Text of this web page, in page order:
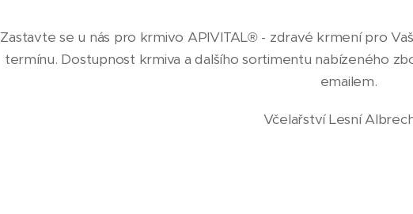
Zastavte se u nás pro krmivo APIVITAL® - zdravé krmení pro
termínu. Dostupnost krmiva a dalšího sortimentu nabízeného
emailem.
Včelařství Lesní